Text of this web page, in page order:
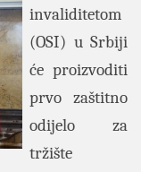
invaliditetom
(OSI) u Srbiji
će proizvoditi
prvo zaštitno
odijelo za
tržište